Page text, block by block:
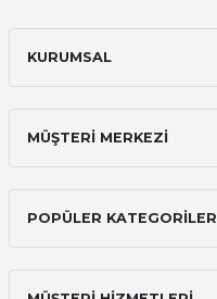
KURUMSAL
MÜŞTERİ MERKEZİ
POPÜLER KATEGORİLER